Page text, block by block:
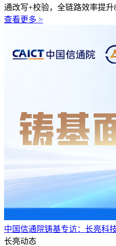
通改写+校验，全链路效率提
查看更多 >
中国信通院铸基专访：长亮科
长亮动态